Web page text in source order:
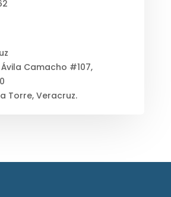
Camacho #107,
Torre, Veracruz.